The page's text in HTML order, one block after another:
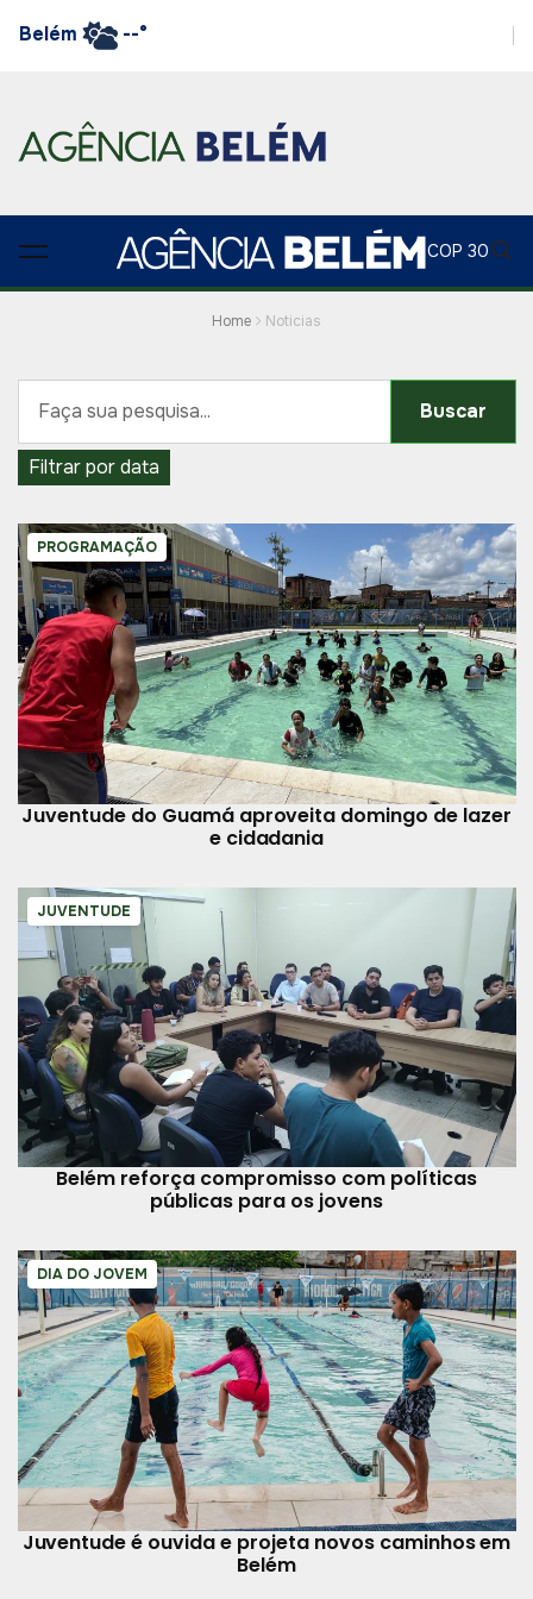
Belém --°
COP 30
Home Noticias
Buscar
Filtrar por data
PROGRAMAÇÃO
Juventude do Guamá aproveita domingo de lazer
e cidadania
JUVENTUDE
Belém reforça compromisso com políticas
públicas para os jovens
DIA DO JOVEM
Juventude é ouvida e projeta novos caminhos em
Belém